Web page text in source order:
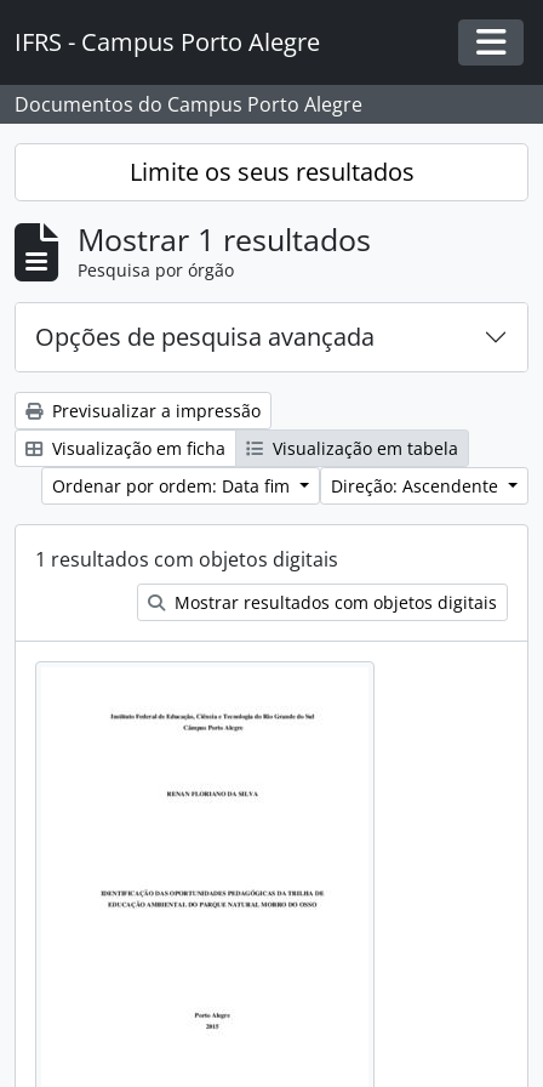
IFRS - Campus Porto Alegre
Documentos do Campus Porto Alegre
Limite os seus resultados
Mostrar 1 resultados
Pesquisa por órgão
Opções de pesquisa avançada
Previsualizar a impressão
Visualização em ficha
Visualização em tabela
Ordenar por ordem: Data fim
Direção: Ascendente
1 resultados com objetos digitais
Mostrar resultados com objetos digitais